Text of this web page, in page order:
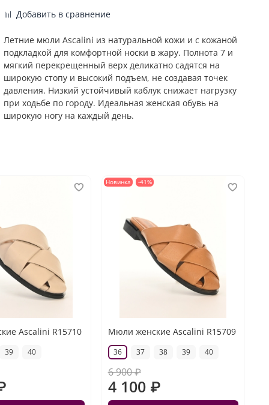
Добавить в сравнение
Летние мюли Ascalini из натуральной кожи и с кожаной
подкладкой для комфортной носки в жару. Полнота 7 и
мягкий перекрещенный верх деликатно садятся на
широкую стопу и высокий подъем, не создавая точек
давления. Низкий устойчивый каблук снижает нагрузку
при ходьбе по городу. Идеальная женская обувь на
широкую ногу на каждый день.
Ascalini R15710
39 40
Новинка -41%
Мюли женские Ascalini R15709
36 37 38 39 40
6 900 ₽
4 100 ₽